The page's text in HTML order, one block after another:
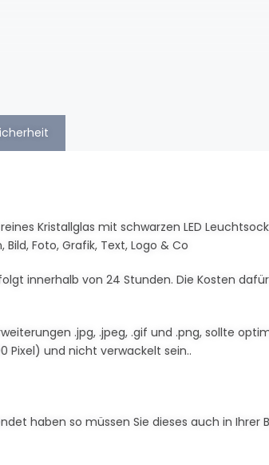
Kristallglas mit schwarzen LED
Foto, Grafik, Text, Logo & Co
innerhalb von 24 Stunden. Die Kosten
.jpg, .jpeg, .gif und .png, sollte
Pixel) und nicht verwackelt sein..
haben so müssen Sie dieses auch in